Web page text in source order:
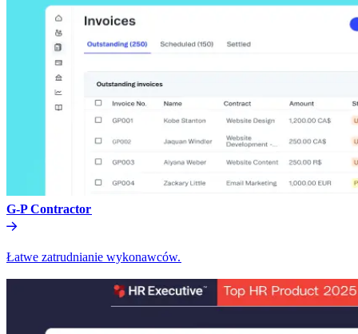
G-P Contractor​​
Łatwe zatrudnianie wykonawców.​​